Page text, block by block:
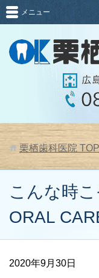
メニュー
栗栖歯科医院 TOP
こんな時
ORAL
2020年9月30日